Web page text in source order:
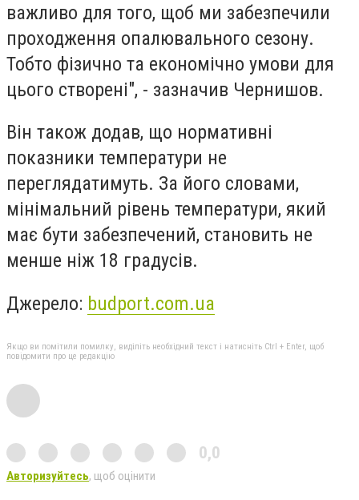
важливо для того, щоб ми забезпечили
проходження опалювального сезону.
Тобто фізично та економічно умови для
цього створені", - зазначив Чернишов.
Він також додав, що нормативні
показники температури не
переглядатимуть. За його словами,
мінімальний рівень температури, який
має бути забезпечений, становить не
менше ніж 18 градусів.
Джерело: budport.com.ua
Якщо ви помітили помилку, виділіть необхідний текст і натисніть Ctrl + Enter, щоб
повідомити про це редакцію
0,0
Авторизуйтесь, щоб оцінити